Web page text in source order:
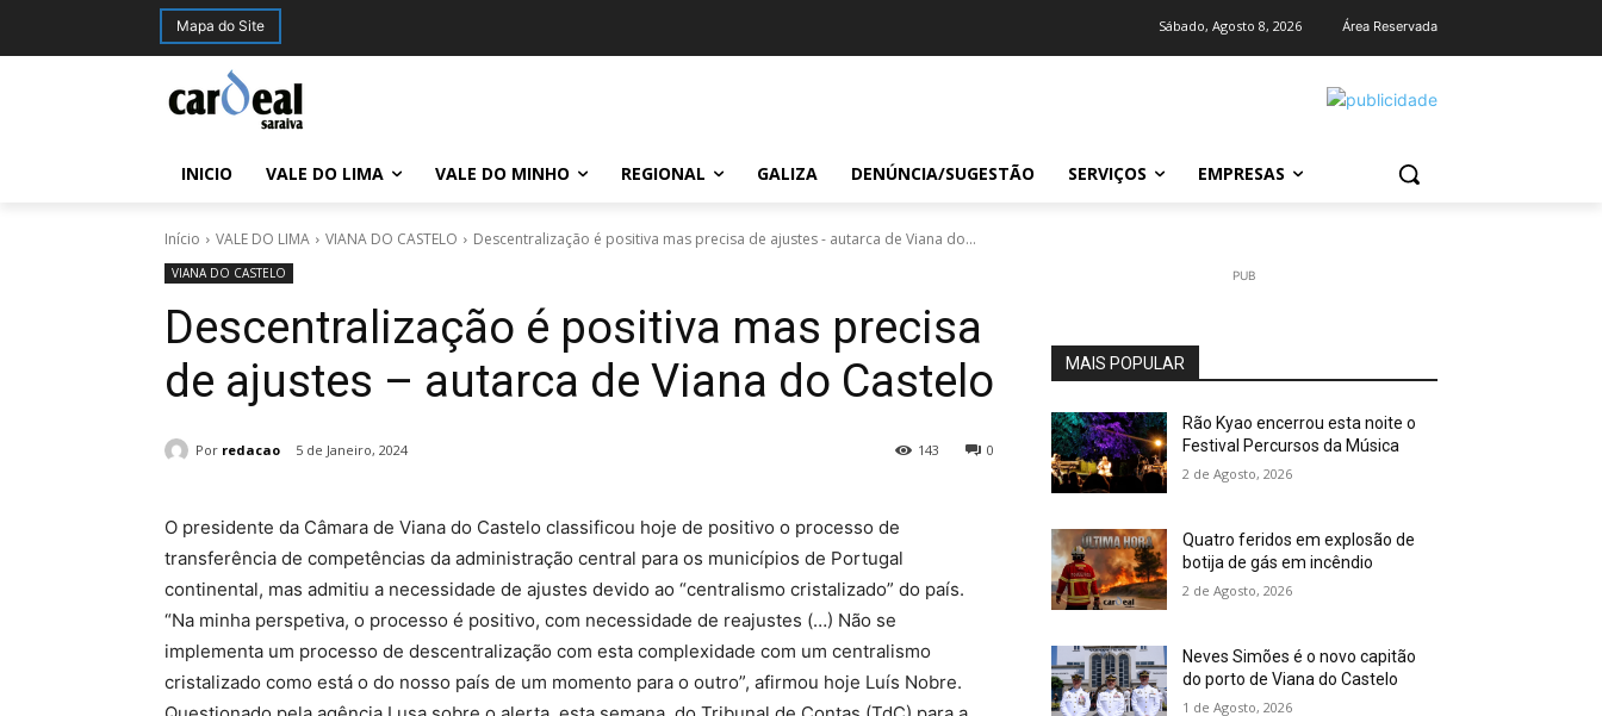
Mapa do Site Sábado, Agosto 8, 2026 Área Reservada
INICIO VALE DO LIMA VALE DO MINHO REGIONAL GALIZA DENÚNCIA/SUGESTÃO SERVIÇOS EMPRESAS
Início VALE DO LIMA VIANA DO CASTELO Descentralização é positiva mas precisa de ajustes - autarca de Viana do...
VIANA DO CASTELO
Descentralização é positiva mas precisa
de ajustes – autarca de Viana do Castelo
Por redacao 5 de Janeiro, 2024 0
143
O presidente da Câmara de Viana do Castelo classificou hoje de positivo o processo de
transferência de competências da administração central para os municípios de Portugal
continental, mas admitiu a necessidade de ajustes devido ao “centralismo cristalizado” do país.
“Na minha perspetiva, o processo é positivo, com necessidade de reajustes (…) Não se
implementa um processo de descentralização com esta complexidade com um centralismo
cristalizado como está o do nosso país de um momento para o outro”, afirmou hoje Luís Nobre.
PUB
MAIS POPULAR
Rão Kyao encerrou esta noite o
Festival Percursos da Música
2 de Agosto, 2026
Quatro feridos em explosão de
botija de gás em incêndio
2 de Agosto, 2026
Neves Simões é o novo capitão
do porto de Viana do Castelo
1 de Agosto, 2026